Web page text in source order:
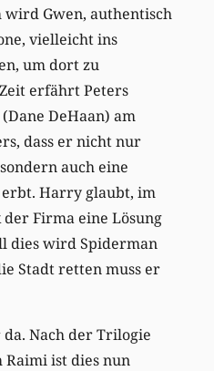
Gwen, authentisch
vielleicht ins
um dort zu
erfährt Peters
DeHaan) am
dass er nicht nur
auch eine
Harry glaubt, im
Firma eine Lösung
dies wird Spiderman
Stadt retten muss er
Nach der Trilogie
Raimi ist dies nun